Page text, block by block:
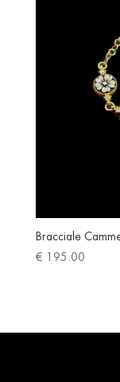
Bracciale
€ 195.00